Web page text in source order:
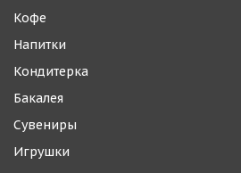
Кофе
Напитки
Кондитерка
Бакалея
Сувениры
Игрушки